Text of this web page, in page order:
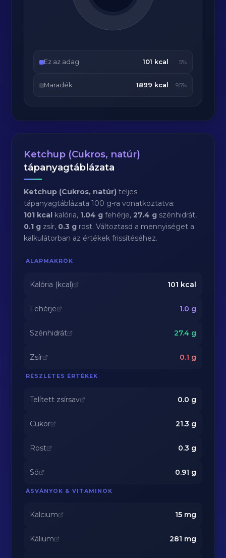
Ez az adag 101 kcal 5%
Maradék 1899 kcal 95%
Ketchup (Cukros, natúr)
tápanyagtáblázata
Ketchup (Cukros, natúr) teljes
tápanyagtáblázata 100 g-ra vonatkoztatva:
101 kcal kalória, 1.04 g fehérje,27.4 g szénhidrát,
0.1 g zsír, 0.3 g rost. Változtasd a mennyiséget a
kalkulátorban az értékek frissítéséhez.
ALAPMAKRÓK
Kalória (kcal) 101 kcal
Fehérje 1.0 g
Szénhidrát 27.4g
Zsír 0.1 g
RÉSZLETES ÉRTÉKEK
Telített zsírsav 0.0 g
Cukor 21.3 g
Rost 0.3 g
Só 0.91 g
ÁSVÁNYOK & VITAMINOK
Kalcium 15mg
Kálium 281 mg